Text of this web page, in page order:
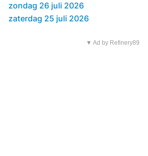
zondag 26 juli 2026
zaterdag 25 juli 2026
▼ Ad by Refinery89